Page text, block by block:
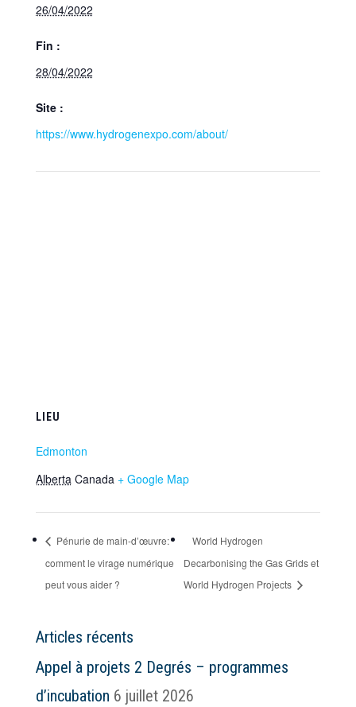
26/04/2022
Fin :
28/04/2022
Site :
https://www.hydrogenexpo.com/about/
LIEU
Edmonton
Alberta Canada + Google Map
Pénurie de main-d’œuvre:
comment le virage numérique
peut vous aider ?
World Hydrogen
Decarbonising the Gas Grids et
World Hydrogen Projects
Articles récents
Appel à projets 2 Degrés – programmes
d’incubation 6 juillet 2026